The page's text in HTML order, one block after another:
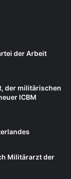
der Arbeit
der militärischen
ICBM
Militärarzt der